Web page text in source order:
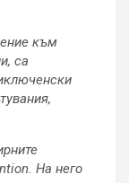
към
са
На него